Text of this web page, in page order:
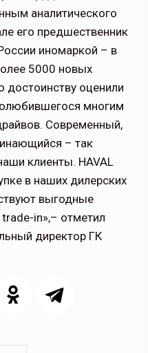
аналитического
его предшественник
иномаркой – в
5000 новых
достоинству оценили
многим
Современный,
– так
клиенты. HAVAL
в наших дилерских
выгодные
in»,– отметил
директор ГК